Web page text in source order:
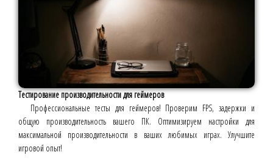
Тестирование производительности для геймеров
Профессиональные тесты для геймеров! Проверим FPS, задержки и
общую производительность вашего ПК. Оптимизируем настройки для
максимальной производительности в ваших любимых играх. Улучшите
игровой опыт!